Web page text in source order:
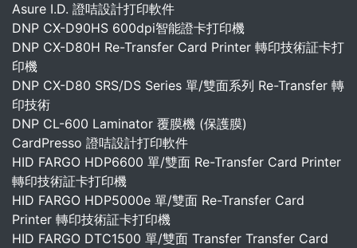
Asure I.D. 證咭設計打印軟件
DNP CX-D90HS 600dpi智能證卡打印機
DNP CX-D80H Re-Transfer Card Printer 轉印技術証卡打
印機
DNP CX-D80 SRS/DS Series 單/雙面系列 Re-Transfer 轉
印技術
DNP CL-600 Laminator 覆膜機 (保護膜)
CardPresso 證咭設計打印軟件
HID FARGO HDP6600 單/雙面 Re-Transfer Card Printer
轉印技術証卡打印機
HID FARGO HDP5000e 單/雙面 Re-Transfer Card
Printer 轉印技術証卡打印機
HID FARGO DTC1500 單/雙面 Transfer Transfer Card